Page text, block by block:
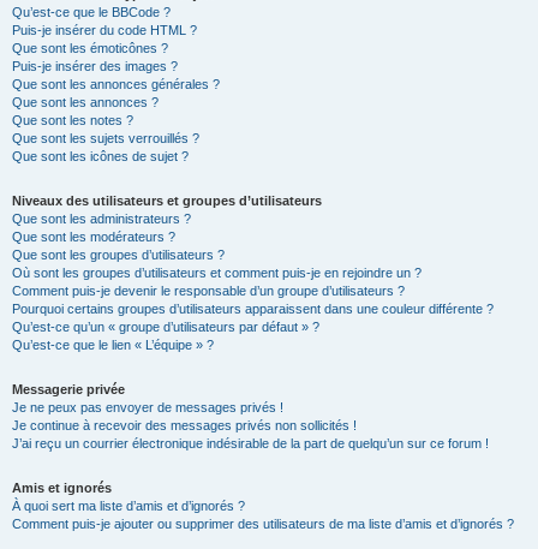
Qu’est-ce que le BBCode ?
Puis-je insérer du code HTML ?
Que sont les émoticônes ?
Puis-je insérer des images ?
Que sont les annonces générales ?
Que sont les annonces ?
Que sont les notes ?
Que sont les sujets verrouillés ?
Que sont les icônes de sujet ?
Niveaux des utilisateurs et groupes d’utilisateurs
Que sont les administrateurs ?
Que sont les modérateurs ?
Que sont les groupes d’utilisateurs ?
Où sont les groupes d’utilisateurs et comment puis-je en rejoindre un ?
Comment puis-je devenir le responsable d’un groupe d’utilisateurs ?
Pourquoi certains groupes d’utilisateurs apparaissent dans une couleur différente ?
Qu’est-ce qu’un « groupe d’utilisateurs par défaut » ?
Qu’est-ce que le lien « L’équipe » ?
Messagerie privée
Je ne peux pas envoyer de messages privés !
Je continue à recevoir des messages privés non sollicités !
J’ai reçu un courrier électronique indésirable de la part de quelqu’un sur ce forum !
Amis et ignorés
À quoi sert ma liste d’amis et d’ignorés ?
Comment puis-je ajouter ou supprimer des utilisateurs de ma liste d’amis et d’ignorés ?